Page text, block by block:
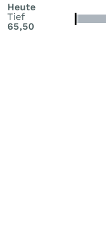
Heute
Tief
65,50